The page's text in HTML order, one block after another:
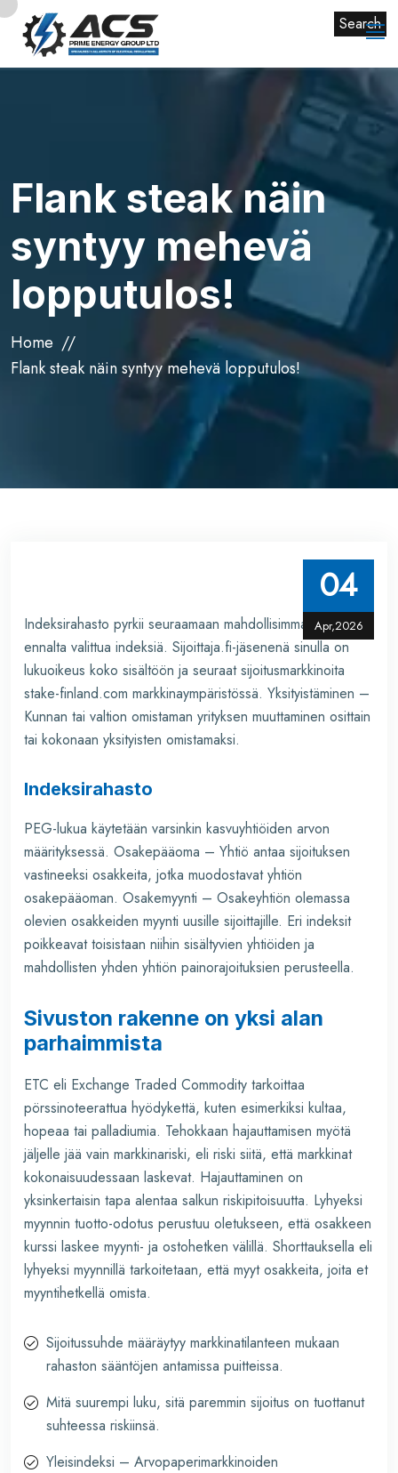
Flank steak näin
syntyy mehevä
lopputulos!
Home
Flank steak näin syntyy mehevä lopputulos!
04
Apr,2026
Indeksirahasto pyrkii seuraamaan mahdollisimman tarkasti
ennalta valittua indeksiä. Sijoittaja.fi-jäsenenä sinulla on
lukuoikeus koko sisältöön ja seuraat sijoitusmarkkinoita
stake-finland.com markkinaympäristössä. Yksityistäminen –
Kunnan tai valtion omistaman yrityksen muuttaminen osittain
tai kokonaan yksityisten omistamaksi.
Indeksirahasto
PEG-lukua käytetään varsinkin kasvuyhtiöiden arvon
määrityksessä. Osakepääoma – Yhtiö antaa sijoituksen
vastineeksi osakkeita, jotka muodostavat yhtiön
osakepääoman. Osakemyynti – Osakeyhtiön olemassa
olevien osakkeiden myynti uusille sijoittajille. Eri indeksit
poikkeavat toisistaan niihin sisältyvien yhtiöiden ja
mahdollisten yhden yhtiön painorajoituksien perusteella.
Sivuston rakenne on yksi alan
parhaimmista
ETC eli Exchange Traded Commodity tarkoittaa
pörssinoteerattua hyödykettä, kuten esimerkiksi kultaa,
hopeaa tai palladiumia. Tehokkaan hajauttamisen myötä
jäljelle jää vain markkinariski, eli riski siitä, että markkinat
kokonaisuudessaan laskevat. Hajauttaminen on
yksinkertaisin tapa alentaa salkun riskipitoisuutta. Lyhyeksi
myynnin tuotto-odotus perustuu oletukseen, että osakkeen
kurssi laskee myynti- ja ostohetken välillä. Shorttauksella eli
lyhyeksi myynnillä tarkoitetaan, että myyt osakkeita, joita et
myyntihetkellä omista.
Sijoitussuhde määräytyy markkinatilanteen mukaan
rahaston sääntöjen antamissa puitteissa.
Mitä suurempi luku, sitä paremmin sijoitus on tuottanut
suhteessa riskiinsä.
Yleisindeksi – Arvopaperimarkkinoiden
Search